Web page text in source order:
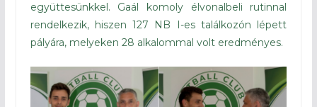
együttesünkkel. Gaál komoly élvonalbeli rutinnal
rendelkezik, hiszen 127 NB I-es találkozón lépett
pályára, melyeken 28 alkalommal volt eredményes.